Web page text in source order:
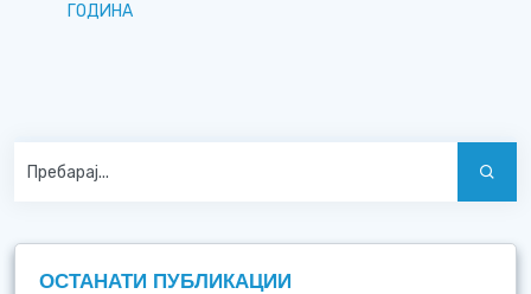
ГОДИНА
ОСТАНАТИ ПУБЛИКАЦИИ